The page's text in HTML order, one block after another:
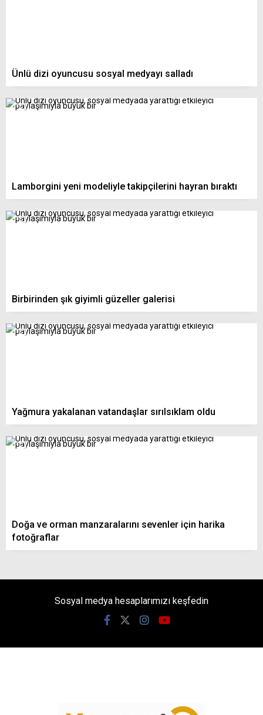
Ünlü dizi oyuncusu sosyal medyayı salladı
Lamborgini yeni modeliyle takipçilerini hayran bıraktı
Birbirinden şık giyimli güzeller galerisi
Yağmura yakalanan vatandaşlar sırılsıklam oldu
Doğa ve orman manzaralarını sevenler için harika
fotoğraflar
Sosyal medya hesaplarımızı keşfedin